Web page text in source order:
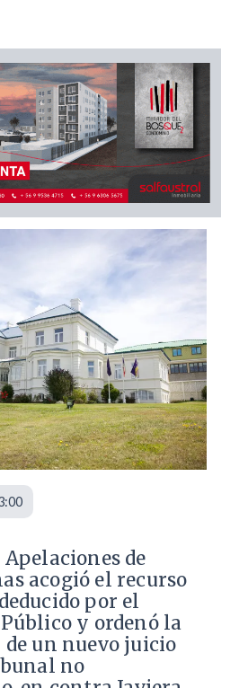
Apelaciones de
acogió el recurso
por el
y ordenó la
un nuevo juicio
no